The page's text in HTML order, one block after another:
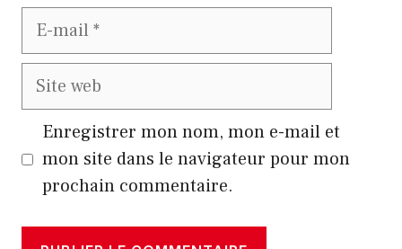
E-
Site
Enregistrer mon nom, mon e-mail et
mon site dans le navigateur pour mon
prochain commentaire.